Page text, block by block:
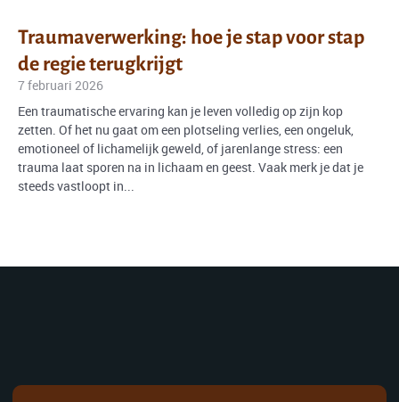
Traumaverwerking: hoe je stap voor stap
de regie terugkrijgt
7 februari 2026
Een traumatische ervaring kan je leven volledig op zijn kop
zetten. Of het nu gaat om een plotseling verlies, een ongeluk,
emotioneel of lichamelijk geweld, of jarenlange stress: een
trauma laat sporen na in lichaam en geest. Vaak merk je dat je
steeds vastloopt in...